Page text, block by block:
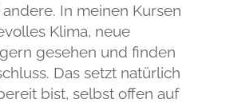
In meinen Kursen
Klima, neue
gesehen und finden
Das setzt natürlich
bist, selbst offen auf